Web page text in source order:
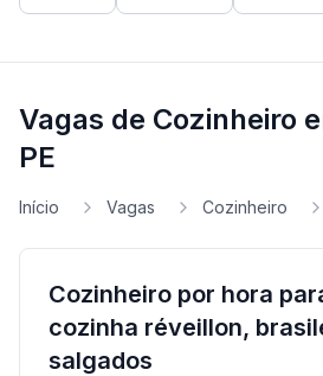
Vagas de Cozinheiro
PE
Início Vagas Cozinheiro
Cozinheiro por hora
cozinha réveillon,
salgados